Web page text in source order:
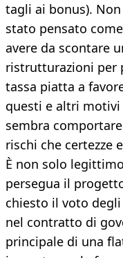
tagli ai bonus).
stato pensato
avere da scontare
ristrutturazioni per
tassa piatta a
questi e altri motivi
sembra
rischi che certezze
È non solo
persegua il
chiesto il voto
nel contratto di
principale di una